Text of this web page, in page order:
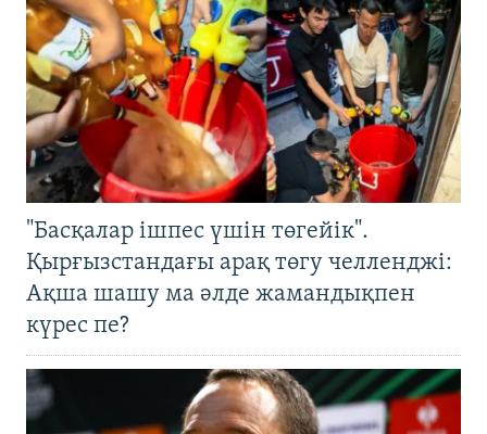
"Басқалар ішпес үшін төгейік".
Қырғызстандағы арақ төгу челленджі:
Ақша шашу ма әлде жамандықпен
күрес пе?